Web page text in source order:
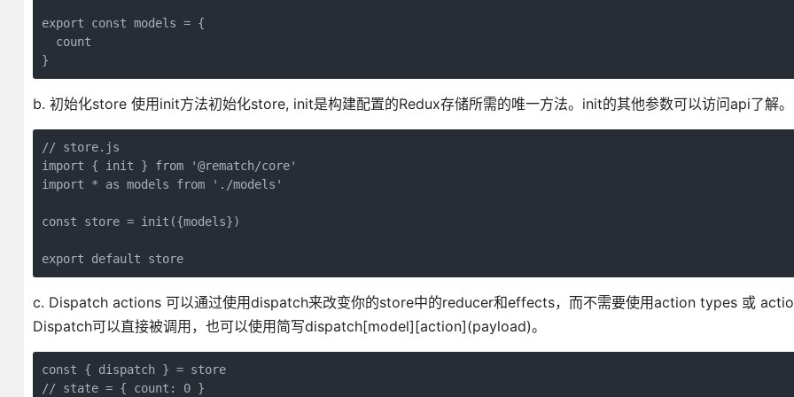
export const models = {
  count
b. 初始化store 使用init方法初始化store, init是构建配置的Redux存储所需的唯一方法。init的其他参数可以访问api了解。
// store.js
import { init } from '@rematch/core'
import * as models from './models'
const store = init({models})
export default store
c. Dispatch actions 可以通过使用dispatch来改变你的store中的reducer和effects，而不需要使用action types 或
Dispatch可以直接被调用，也可以使用简写dispatch[model][action](payload)。
const { dispatch } = store
// state = { count: 0 }